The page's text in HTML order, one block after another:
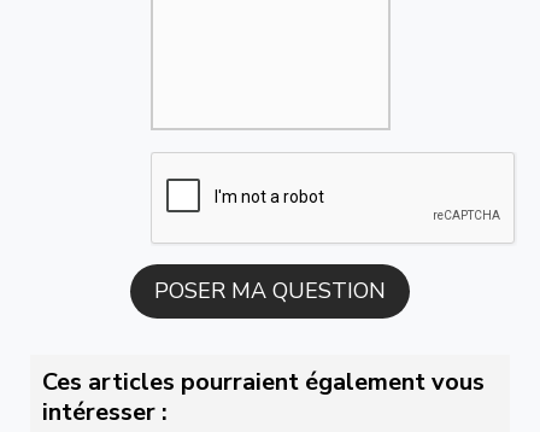
Ces articles pourraient également vous
intéresser :